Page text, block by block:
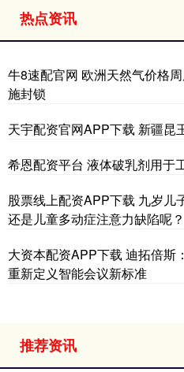
热点资讯
牛8速配官网 欧洲天然气价格
施封锁
天宇配资官网APP下载 新疆昆
希恩配资平台 液体破乳剂用于
股票线上配资APP下载 九岁儿
还是儿童多动症注意力缺陷呢？
大资本配资APP下载 迪拓倍斯
重新定义智能会议新标准
推荐资讯